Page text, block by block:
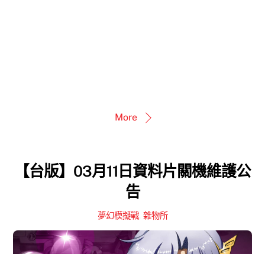
More
【台版】03月11日資料片關機維護公
告
夢幻模擬戰, 雜物所